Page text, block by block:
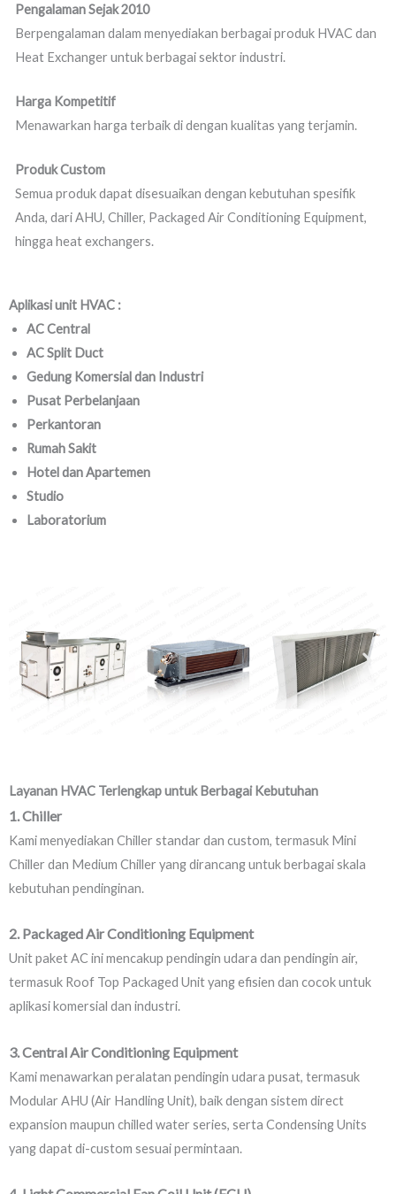
Pengalaman Sejak 2010
Berpengalaman dalam menyediakan berbagai produk HVAC dan
Heat Exchanger untuk berbagai sektor industri.
Harga Kompetitif
Menawarkan harga terbaik di dengan kualitas yang terjamin.
Produk Custom
Semua produk dapat disesuaikan dengan kebutuhan spesifik
Anda, dari AHU, Chiller, Packaged Air Conditioning Equipment,
hingga heat exchangers.
Aplikasi unit HVAC :
AC Central
AC Split Duct
Gedung Komersial dan Industri
Pusat Perbelanjaan
Perkantoran
Rumah Sakit
Hotel dan Apartemen
Studio
Laboratorium
Layanan HVAC Terlengkap untuk Berbagai Kebutuhan
1. Chiller
Kami menyediakan Chiller standar dan custom, termasuk Mini
Chiller dan Medium Chiller yang dirancang untuk berbagai skala
kebutuhan pendinginan.
2. Packaged Air Conditioning Equipment
Unit paket AC ini mencakup pendingin udara dan pendingin air,
termasuk Roof Top Packaged Unit yang efisien dan cocok untuk
aplikasi komersial dan industri.
3. Central Air Conditioning Equipment
Kami menawarkan peralatan pendingin udara pusat, termasuk
Modular AHU (Air Handling Unit), baik dengan sistem direct
expansion maupun chilled water series, serta Condensing Units
yang dapat di-custom sesuai permintaan.